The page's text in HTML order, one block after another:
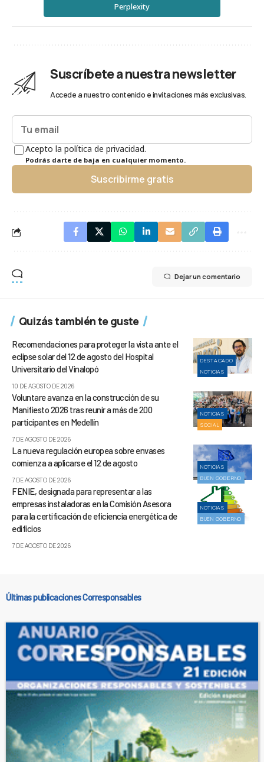
Perplexity
Suscríbete a nuestra newsletter
Accede a nuestro contenido e invitaciones más exclusivas.
Acepto la política de privacidad.
Podrás darte de baja en cualquier momento.
Suscribirme gratis
Dejar un comentario
Quizás también te guste
DESTACADO
NOTICIAS
Recomendaciones para proteger la vista ante el
eclipse solar del 12 de agosto del Hospital
Universitario del Vinalopó
10 DE AGOSTO DE 2026
NOTICIAS
SOCIAL
Voluntare avanza en la construcción de su
Manifiesto 2026 tras reunir a más de 200
participantes en Medellín
7 DE AGOSTO DE 2026
NOTICIAS
BUEN GOBIERNO
La nueva regulación europea sobre envases
comienza a aplicarse el 12 de agosto
7 DE AGOSTO DE 2026
NOTICIAS
BUEN GOBIERNO
FENIE, designada para representar a las
empresas instaladoras en la Comisión Asesora
para la certificación de eficiencia energética de
edificios
7 DE AGOSTO DE 2026
Últimas publicaciones Corresponsables